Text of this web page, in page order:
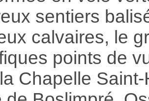
sentiers
calvaires, le
points de
Chapelle